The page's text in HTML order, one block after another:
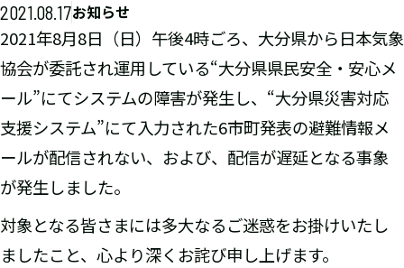
2021.08.17お知らせ
2021年8月8日（日）午後4時ごろ、大分県から日本気象
協会が委託され運用している“大分県県民安全・安⼼メ
ール”にてシステムの障害が発生し、“大分県災害対応
支援システム”にて入力された6市町発表の避難情報メ
ールが配信されない、および、配信が遅延となる事象
が発生しました。
対象となる皆さまには多大なるご迷惑をお掛けいたし
ましたこと、心より深くお詫び申し上げます。